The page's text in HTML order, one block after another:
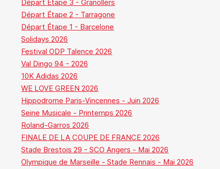
Départ Étape 3 - Granollers
Départ Étape 2 - Tarragone
Départ Étape 1 - Barcelone
Solidays 2026
Festival ODP Talence 2026
Val Dingo 94 - 2026
10K Adidas 2026
WE LOVE GREEN 2026
Hippodrome Paris-Vincennes - Juin 2026
Seine Musicale - Printemps 2026
Roland-Garros 2026
FINALE DE LA COUPE DE FRANCE 2026
Stade Brestois 29 - SCO Angers - Mai 2026
Olympique de Marseille - Stade Rennais - Mai 2026